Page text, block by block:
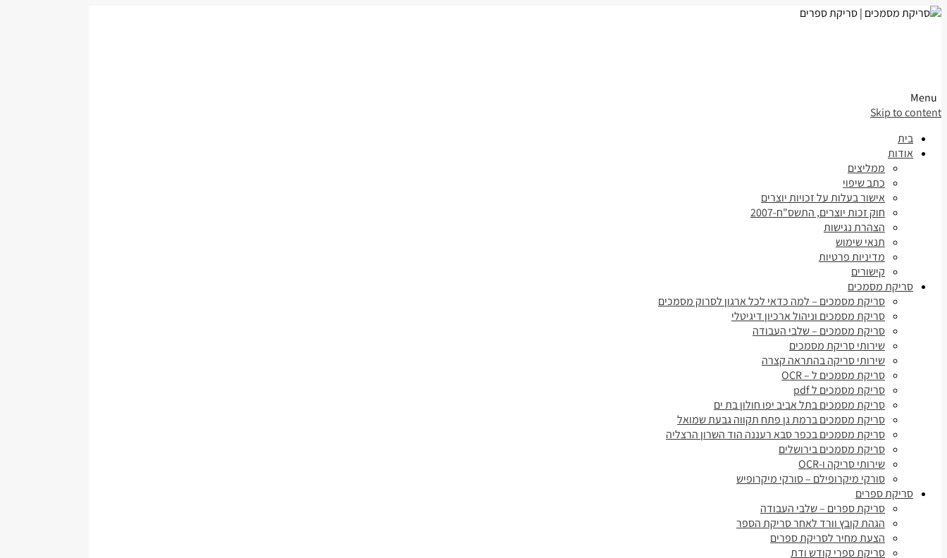
Skip to content
בית
אודות
ממליצים
כתב שיפוי
אישור בעלות על זכויות יוצרים
חוק זכות יוצרים, התשס"ח-2007
הצהרת נגישות
תנאי שימוש
מדיניות פרטיות
קישורים
סריקת מסמכים
סריקת מסמכים – למה כדאי לכל ארגון לסרוק מסמכים
סריקת מסמכים וניהול ארכיון דיגיטלי
סריקת מסמכים – שלבי העבודה
שירותי סריקת מסמכים
שירותי סריקה בהתראה קצרה
סריקת מסמכים ל – OCR
סריקת מסמכים ל pdf
סריקת מסמכים בתל אביב יפו חולון בת ים
סריקת מסמכים ברמת גן פתח תקווה גבעת שמואל
סריקת מסמכים בכפר סבא רעננה הוד השרון הרצליה
סריקת מסמכים בירושלים
שירותי סריקה ו-OCR
סורקי מיקרופילם – סורקי מיקרופיש
סריקת ספרים
סריקת ספרים – שלבי העבודה
הגהת קובץ וורד לאחר סריקת הספר
הצעת מחיר לסריקת ספרים
סריקת ספרי קודש ודת